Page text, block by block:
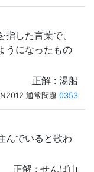
した言葉で、
うになったもの
正解 : 湯船
通常問題 0353
んでいると歌わ
正解 : せんば山